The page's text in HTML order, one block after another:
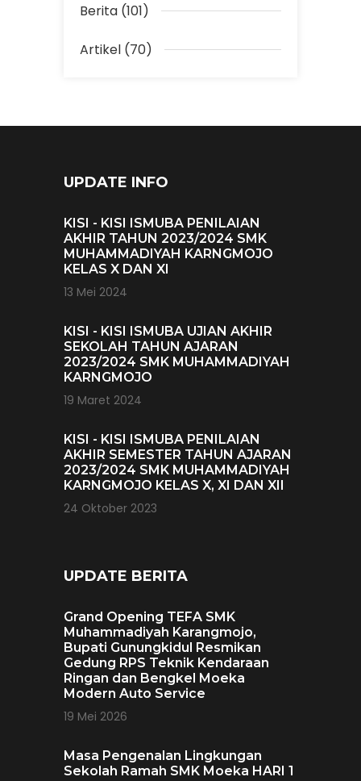
Berita (101)
Artikel (70)
UPDATE INFO
KISI - KISI ISMUBA PENILAIAN
AKHIR TAHUN 2023/2024 SMK
MUHAMMADIYAH KARNGMOJO
KELAS X DAN XI
13 Mei 2024
KISI - KISI ISMUBA UJIAN AKHIR
SEKOLAH TAHUN AJARAN
2023/2024 SMK MUHAMMADIYAH
KARNGMOJO
19 Maret 2024
KISI - KISI ISMUBA PENILAIAN
AKHIR SEMESTER TAHUN AJARAN
2023/2024 SMK MUHAMMADIYAH
KARNGMOJO KELAS X, XI DAN XII
24 Oktober 2023
UPDATE BERITA
Grand Opening TEFA SMK
Muhammadiyah Karangmojo,
Bupati Gunungkidul Resmikan
Gedung RPS Teknik Kendaraan
Ringan dan Bengkel Moeka
Modern Auto Service
19 Mei 2026
Masa Pengenalan Lingkungan
Sekolah Ramah SMK Moeka HARI 1